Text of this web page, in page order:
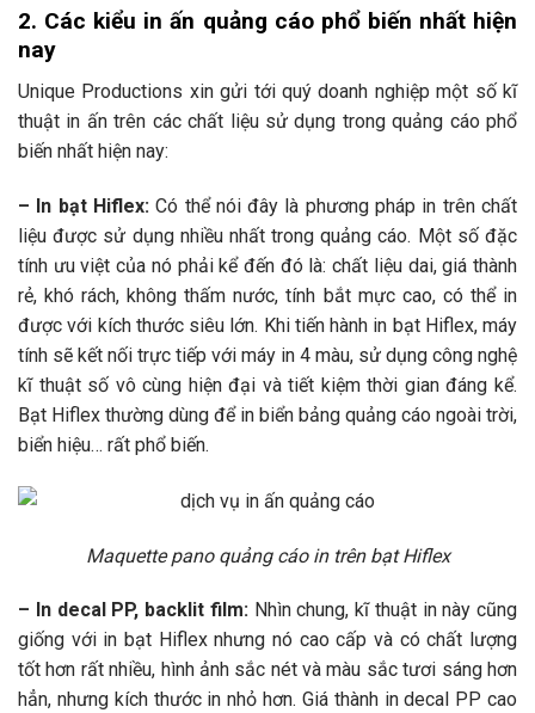
2. Các kiểu in ấn quảng cáo phổ biến nhất hiện
nay
Unique Productions xin gửi tới quý doanh nghiệp một số kĩ
thuật in ấn trên các chất liệu sử dụng trong quảng cáo phổ
biến nhất hiện nay:
– In bạt Hiflex:Có thể nói đây là phương pháp in trên chất
liệu được sử dụng nhiều nhất trong quảng cáo. Một số đặc
tính ưu việt của nó phải kể đến đó là: chất liệu dai, giá thành
rẻ, khó rách, không thấm nước, tính bắt mực cao, có thể in
được với kích thước siêu lớn. Khi tiến hành in bạt Hiflex, máy
tính sẽ kết nối trực tiếp với máy in 4 màu, sử dụng công nghệ
kĩ thuật số vô cùng hiện đại và tiết kiệm thời gian đáng kể.
Bạt Hiflex thường dùng để in biển bảng quảng cáo ngoài trời,
biển hiệu… rất phổ biến.
Maquette pano quảng cáo in trên bạt Hiflex
– In decal PP, backlit film: Nhìn chung, kĩ thuật in này cũng
giống với in bạt Hiflex nhưng nó cao cấp và có chất lượng
tốt hơn rất nhiều, hình ảnh sắc nét và màu sắc tươi sáng hơn
hẳn, nhưng kích thước in nhỏ hơn. Giá thành in decal PP cao